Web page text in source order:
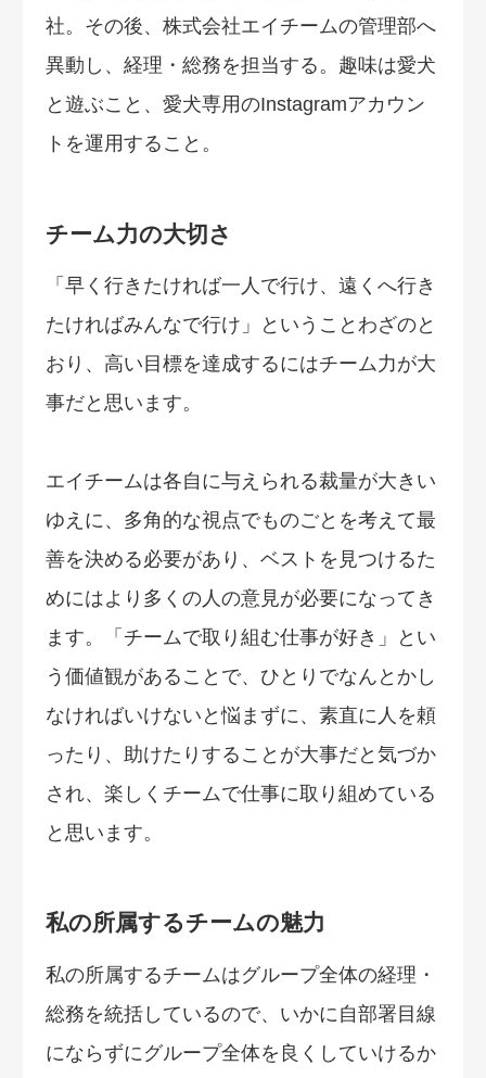
社。その後、株式会社エイチームの管理部へ
異動し、経理・総務を担当する。趣味は愛犬
と遊ぶこと、愛犬専用のInstagramアカウン
トを運用すること。
チーム力の大切さ
「早く行きたければ一人で行け、遠くへ行き
たければみんなで行け」ということわざのと
おり、高い目標を達成するにはチーム力が大
事だと思います。
エイチームは各自に与えられる裁量が大きい
ゆえに、多角的な視点でものごとを考えて最
善を決める必要があり、ベストを見つけるた
めにはより多くの人の意見が必要になってき
ます。「チームで取り組む仕事が好き」とい
う価値観があることで、ひとりでなんとかし
なければいけないと悩まずに、素直に人を頼
ったり、助けたりすることが大事だと気づか
され、楽しくチームで仕事に取り組めている
と思います。
私の所属するチームの魅力
私の所属するチームはグループ全体の経理・
総務を統括しているので、いかに自部署目線
にならずにグループ全体を良くしていけるか